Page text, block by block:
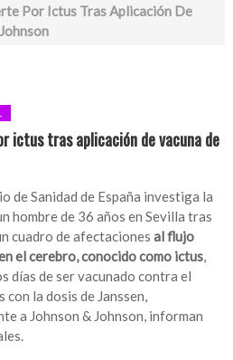
Por Ictus Tras Aplicación De
ictus tras aplicación de vacuna de
de Sanidad de España investiga la
hombre de 36 años en Sevilla tras
cuadro de afectacionesal flujo
el cerebro, conocido como ictus
días de ser vacunado contra el
la dosis de Janssen,
a Johnson & Johnson, informan